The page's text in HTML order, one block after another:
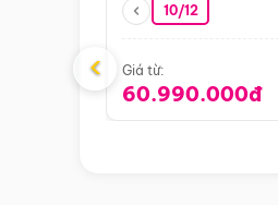
10/12
Giá từ:
60.990.000đ
‹